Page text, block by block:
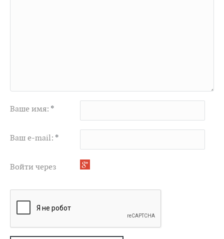
Ваше имя: *
Ваш e-mail: *
Войти через